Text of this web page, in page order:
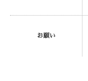
お願い